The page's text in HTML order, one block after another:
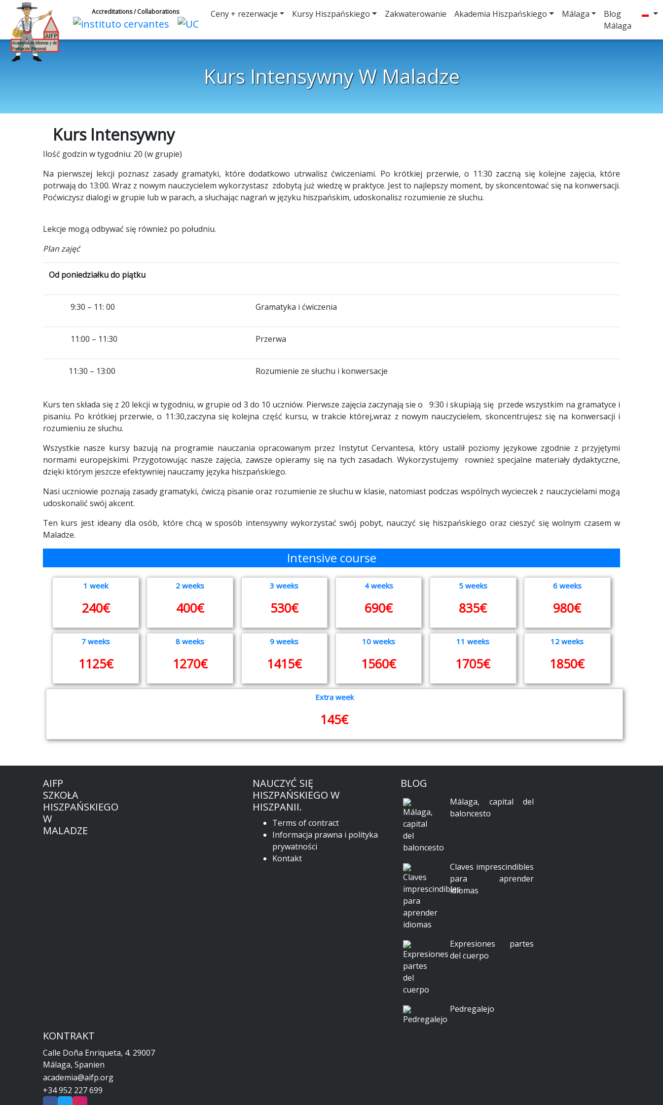
Accreditations / Collaborations Ceny + rezerwacje Kursy Hiszpańskiego Zakwaterowanie Akademia Hiszpańskiego Málaga
Blog
Málaga
Kurs Intensywny W Maladze
Kurs Intensywny
Ilość godzin w tygodniu: 20 (w grupie)
Na pierwszej lekcji poznasz zasady gramatyki, które dodatkowo utrwalisz ćwiczeniami. Po krótkiej przerwie, o 11:30 zaczną się kolejne zajęcia, które
potrwają do 13:00. Wraz z nowym nauczycielem wykorzystasz zdobytą już wiedzę w praktyce. Jest to najlepszy moment, by skoncentować się na konwersacji.
Poćwiczysz dialogi w grupie lub w parach, a słuchając nagrań w języku hiszpańskim, udoskonalisz rozumienie ze słuchu.
Lekcje mogą odbywać się również po południu.
Plan zajęć
Od poniedziałku do piątku
9:30 – 11: 00 Gramatyka i ćwiczenia
11:00 – 11:30 Przerwa
11:30 – 13:00 Rozumienie ze słuchu i konwersacje
Kurs ten składa się z 20 lekcji w tygodniu, w grupie od 3 do 10 uczniów. Pierwsze zajęcia zaczynają sie o
9:30 i skupiają się przede wszystkim na gramatyce i
pisaniu. Po krótkiej przerwie, o 11:30,zaczyna się kolejna część kursu, w trakcie której,wraz z nowym nauczycielem, skoncentrujesz się na konwersacji i
rozumieniu ze słuchu.
Wszystkie nasze kursy bazują na programie nauczania opracowanym przez Instytut Cervantesa, który ustalił poziomy językowe zgodnie z przyjętymi
normami europejskimi. Przygotowując nasze zajęcia, zawsze opieramy się na tych zasadach. Wykorzystujemy rownież specjalne materiały dydaktyczne,
dzięki którym jeszcze efektywniej nauczamy języka hiszpańskiego.
Nasi uczniowie poznają zasady gramatyki, ćwiczą pisanie oraz rozumienie ze słuchu w klasie, natomiast podczas wspólnych wycieczek z nauczycielami mogą
udoskonalić swój akcent.
Ten kurs jest ideany dla osób, które chcą w sposób intensywny wykorzystać swój pobyt, nauczyć się hiszpańskiego oraz cieszyć się wolnym czasem w
Maladze.
Intensive course
1 week
240€
2 weeks
400€
3 weeks
530€
4 weeks
690€
5 weeks
835€
6 weeks
980€
7 weeks
1125€
8 weeks
1270€
9 weeks
1415€
10 weeks
1560€
11 weeks
1705€
12 weeks
1850€
Extra week
145€
AIFP
SZKOŁA
HISZPAŃSKIEGO
W
MALADZE
NAUCZYĆ SIĘ
HISZPAŃSKIEGO W
HISZPANII.
Terms of contract
Informacja prawna i polityka
prywatności
Kontakt
BLOG
Málaga, capital del
baloncesto
Claves imprescindibles
para aprender
idiomas
Expresiones partes
del cuerpo
Pedregalejo
KONTRAKT
Calle Doña Enriqueta, 4. 29007
Málaga, Spanien
academia@aifp.org
+34 952 227 699